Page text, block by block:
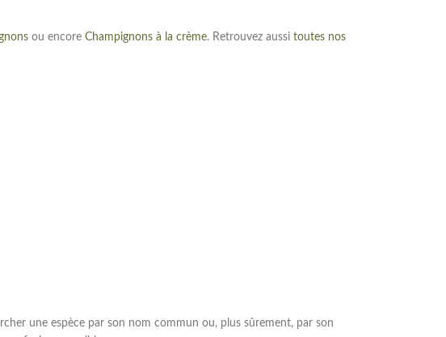
ou encore Champignons à la crème. Retrouvez aussi toutes nos
une espèce par son nom commun ou, plus sûrement, par son